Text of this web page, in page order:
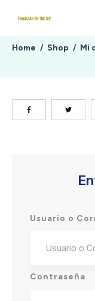
Home / Shop / Mi
Usuario o
Contraseña